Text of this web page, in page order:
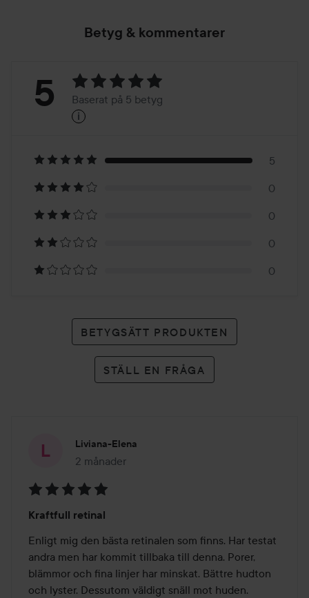
Betyg & kommentarer
Betyg:
Baserat
på
5
betyg
5 Baserat på 5 betyg
i
5
0
0
0
0
BETYGSÄTT PRODUKTEN
STÄLL EN FRÅGA
Liviana-Elena
2 månader
Inlägget skapades 2 månader
5
av
5
Kraftfull retinal
Enligt mig den bästa retinalen som finns. Har testat
andra men har kommit tillbaka till denna. Porer,
blämmor och fina linjer har minskat. Bättre hudton